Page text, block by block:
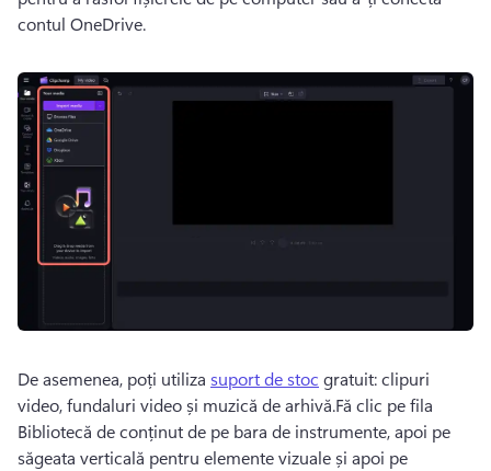
contul OneDrive.
De asemenea, poți utiliza suport de stoc gratuit: clipuri
video, fundaluri video și muzică de arhivă.Fă clic pe fila
Bibliotecă de conținut de pe bara de instrumente, apoi pe
săgeata verticală pentru elemente vizuale și apoi pe